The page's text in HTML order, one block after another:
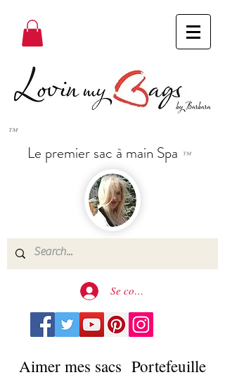
™
Le premier sac à main Spa ™
Se connecter
Aimer mes sacs Portefeuille